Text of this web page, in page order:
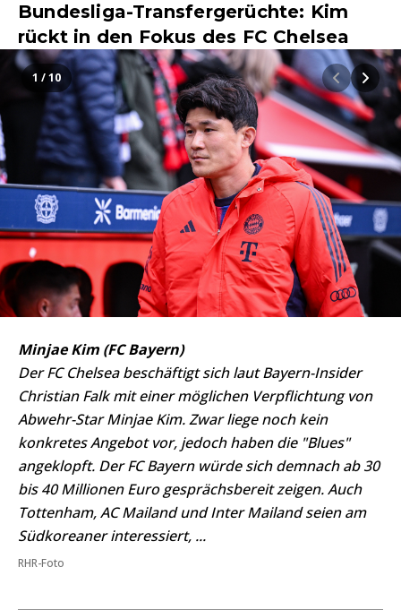
Bundesliga-Transfergerüchte: Kim
rückt in den Fokus des FC Chelsea
Minjae Kim (FC Bayern)
Der FC Chelsea beschäftigt sich laut Bayern-Insider
Christian Falk mit einer möglichen Verpflichtung von
Abwehr-Star Minjae Kim. Zwar liege noch kein
konkretes Angebot vor, jedoch haben die "Blues"
angeklopft. Der FC Bayern würde sich demnach ab 30
bis 40 Millionen Euro gesprächsbereit zeigen. Auch
Tottenham, AC Mailand und Inter Mailand seien am
Südkoreaner interessiert, ...
RHR-Foto
1 / 10